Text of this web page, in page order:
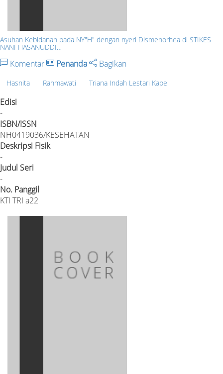
Asuhan Kebidanan pada NY"H" dengan nyeri Dismenorhea di STIKES
NANI HASANUDDI…
Komentar Penanda Bagikan
Hasnita Rahmawati Triana Indah Lestari Kape
Edisi
-
ISBN/ISSN
NH0419036/KESEHATAN
Deskripsi Fisik
-
Judul Seri
-
No. Panggil
KTI TRI a22